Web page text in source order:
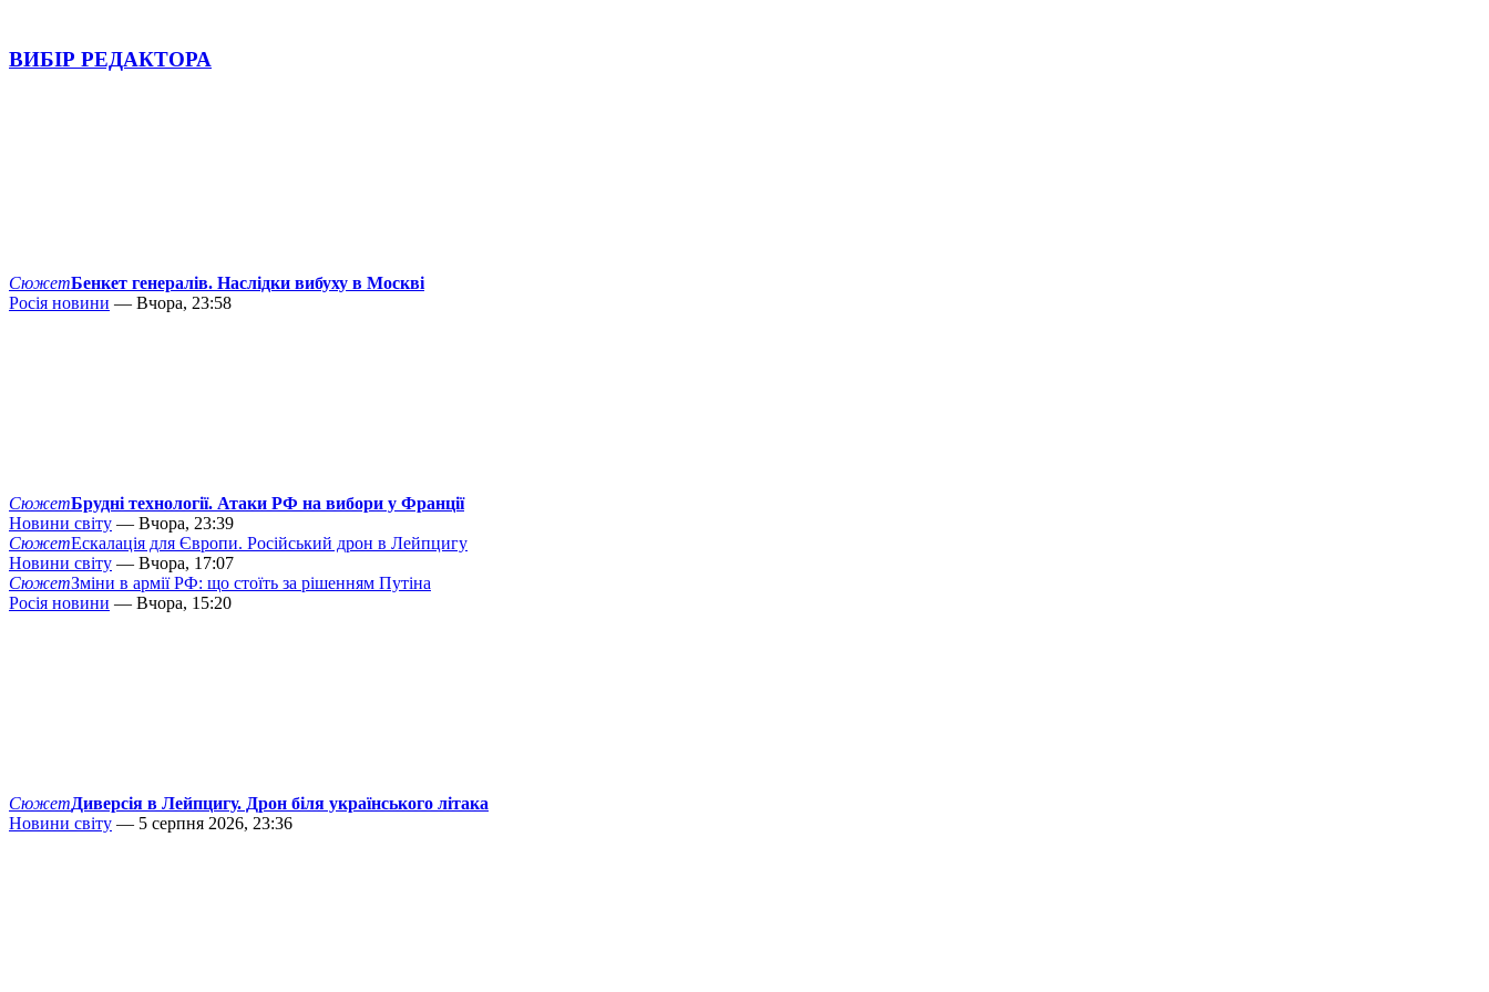
ВИБІР РЕДАКТОРА
СюжетБенкет генералів. Наслідки вибуху в Москві
Росія новини — Вчора, 23:58
СюжетБрудні технології. Атаки РФ на вибори у Франції
Новини світу — Вчора, 23:39
СюжетЕскалація для Європи. Російський дрон в Лейпцигу
Новини світу — Вчора, 17:07
СюжетЗміни в армії РФ: що стоїть за рішенням Путіна
Росія новини — Вчора, 15:20
СюжетДиверсія в Лейпцигу. Дрон біля українського літака
Новини світу — 5 серпня 2026, 23:36